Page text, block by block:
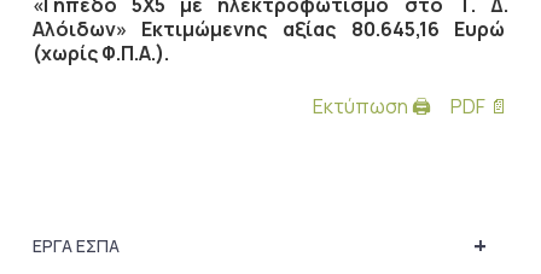
Αλόιδων» Εκτιμώμενης αξίας 80.645,16 Ευρώ
(χωρίς Φ.Π.Α.).
Εκτύπωση 🖨
PDF 📄
+
ΕΡΓΑ ΕΣΠΑ